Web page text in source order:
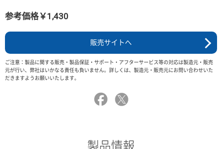
参考価格￥1,430
販売サイトへ
ご注意：製品に関する販売・製品保証・サポート・アフターサービス等の対応は製造元・販売
元が行い、弊社はいかなる責任も負いません。詳しくは、製造元・販売元にお問い合わせいた
だきますようお願いいたします。
製品情報